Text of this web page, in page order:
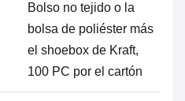
Bolso no tejido o la
bolsa de poliéster más
el shoebox de Kraft,
100 PC por el cartón